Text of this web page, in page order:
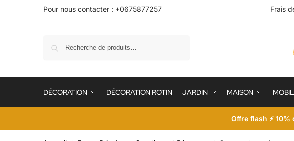
Pour nous contacter : +0675877257 Frais
DÉCORATION DÉCORATION ROTIN JARDIN MAISON
Offre flash ⚡